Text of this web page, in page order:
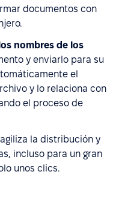
documentos con
nombres de los
y enviarlo para su
el
y lo relaciona con
el proceso de
agiliza la distribución y
incluso para un gran
unos clics.